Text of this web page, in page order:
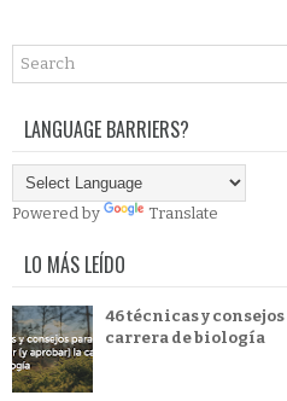
LANGUAGE BARRIERS?
Powered by Translate
LO MÁS LEÍDO
46 técnicas y
carrera de biología